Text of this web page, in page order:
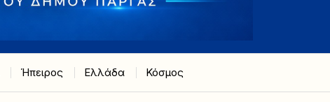
Ήπειρος Ελλάδα Κόσμος